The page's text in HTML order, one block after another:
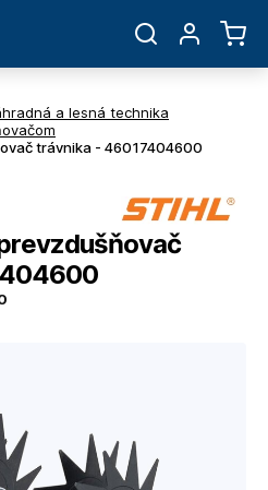
a lesná technika
trávnika - 46017404600